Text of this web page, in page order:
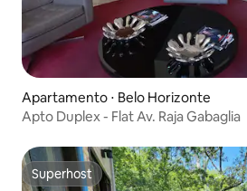
Apartamento ⋅ Belo Horizonte
Apto Duplex - Flat Av. Raja Gabaglia
Superhost
Superhost